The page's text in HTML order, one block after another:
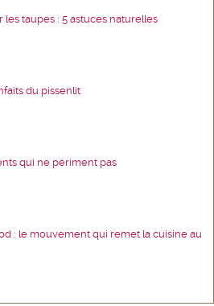
les taupes : 5 astuces naturelles
du pissenlit
qui ne périment pas
: le mouvement qui remet la cuisine au